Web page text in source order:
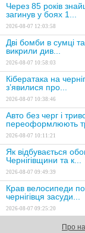
Через 85 років
загинув у боях 1...
2026-08-07 12:03:58
Дві бомби в сумці
викрили див...
2026-08-07 10:58:03
Кібератака на
з’явилися про...
2026-08-07 10:38:46
Авто без черг і
переоформлюють
2026-08-07 10:11:21
Як відбувається
Чернігівщини та к...
2026-08-07 09:49:39
Крав велосипеди
чернігівця засуди...
2026-08-07 09:25:20
На Чернігівщині
Про